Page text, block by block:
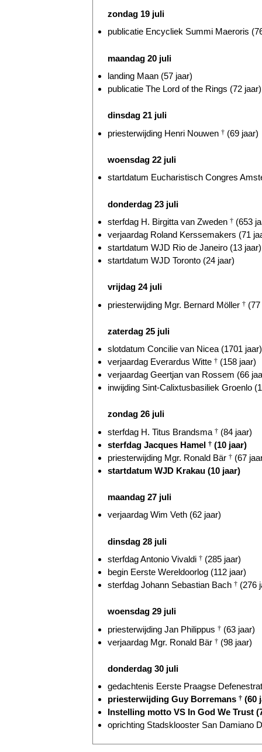
zondag 19 juli
publicatie Encycliek Summi Maeroris
maandag 20 juli
landing Maan (57 jaar)
publicatie The Lord of the Rings (72 jaar)
dinsdag 21 juli
priesterwijding Henri Nouwen † (69 jaar)
woensdag 22 juli
startdatum Eucharistisch Congres
donderdag 23 juli
sterfdag H. Birgitta van Zweden † (653
verjaardag Roland Kerssemakers (71
startdatum WJD Rio de Janeiro (13 jaar)
startdatum WJD Toronto (24 jaar)
vrijdag 24 juli
priesterwijding Mgr. Bernard Möller †
zaterdag 25 juli
slotdatum Concilie van Nicea (1701 jaar)
verjaardag Everardus Witte † (158 jaar)
verjaardag Geertjan van Rossem (66
inwijding Sint-Calixtusbasiliek Groenlo
zondag 26 juli
sterfdag H. Titus Brandsma † (84 jaar)
sterfdag Jacques Hamel † (10 jaar)
priesterwijding Mgr. Ronald Bär † (67
startdatum WJD Krakau (10 jaar)
maandag 27 juli
verjaardag Wim Veth (62 jaar)
dinsdag 28 juli
sterfdag Antonio Vivaldi † (285 jaar)
begin Eerste Wereldoorlog (112 jaar)
sterfdag Johann Sebastian Bach † (276
woensdag 29 juli
priesterwijding Jan Philippus † (63 jaar)
verjaardag Mgr. Ronald Bär † (98 jaar)
donderdag 30 juli
gedachtenis Eerste Praagse
priesterwijding Guy Borremans † (60
Instelling motto VS In God We Trust
oprichting Stadsklooster San Damiano